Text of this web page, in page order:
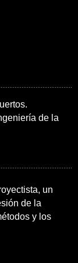
de la
un
de la
y los